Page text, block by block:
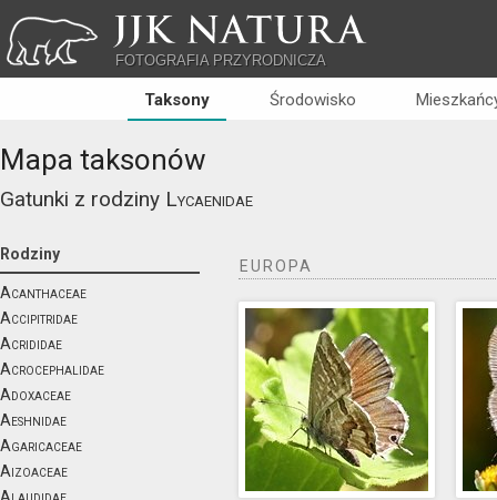
JJK NATURA
FOTOGRAFIA PRZYRODNICZA
Taksony Środowisko
Mapa taksonów
Gatunki z rodziny Lycaenidae
Rodziny
Acanthaceae
Accipitridae
Acrididae
Acrocephalidae
Adoxaceae
Aeshnidae
Agaricaceae
Aizoaceae
EUROPA